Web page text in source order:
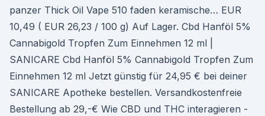
panzer Thick Oil Vape 510 faden keramische… EUR
10,49 ( EUR 26,23 / 100 g) Auf Lager. Cbd Hanföl 5%
Cannabigold Tropfen Zum Einnehmen 12 ml |
SANICARE Cbd Hanföl 5% Cannabigold Tropfen Zum
Einnehmen 12 ml Jetzt günstig für 24,95 € bei deiner
SANICARE Apotheke bestellen. Versandkostenfreie
Bestellung ab 29,-€ Wie CBD und THC interagieren -